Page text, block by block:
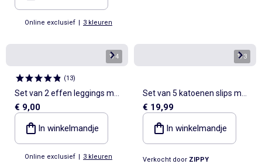
Online exclusief | 3 kleuren
1/4
(13)
Set van 2 effen leggings met
flarevorm
€ 9,00
In winkelmandje
Online exclusief | 3 kleuren
1/3
Set van 5 katoenen slips met
Hello Kitty prints
€ 19,99
In winkelmandje
Verkocht door ZIPPY